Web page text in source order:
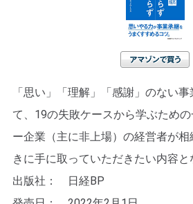
「思い」「理解」「感謝」のない
て、19の失敗ケースから学ぶため
ー企業（主に非上場）の経営者が相
きに手に取っていただきたい内容と
出版社： 日経BP